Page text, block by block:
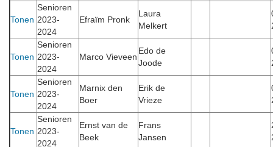
Tonen
Senioren
2023-
2024
Efraïm Pronk
Laura
Melkert
Tonen
Senioren
2023-
2024
Marco Vieveen
Edo de
Joode
Tonen
Senioren
2023-
2024
Marnix den
Boer
Erik de
Vrieze
Tonen
Senioren
2023-
2024
Ernst van de
Beek
Frans
Jansen